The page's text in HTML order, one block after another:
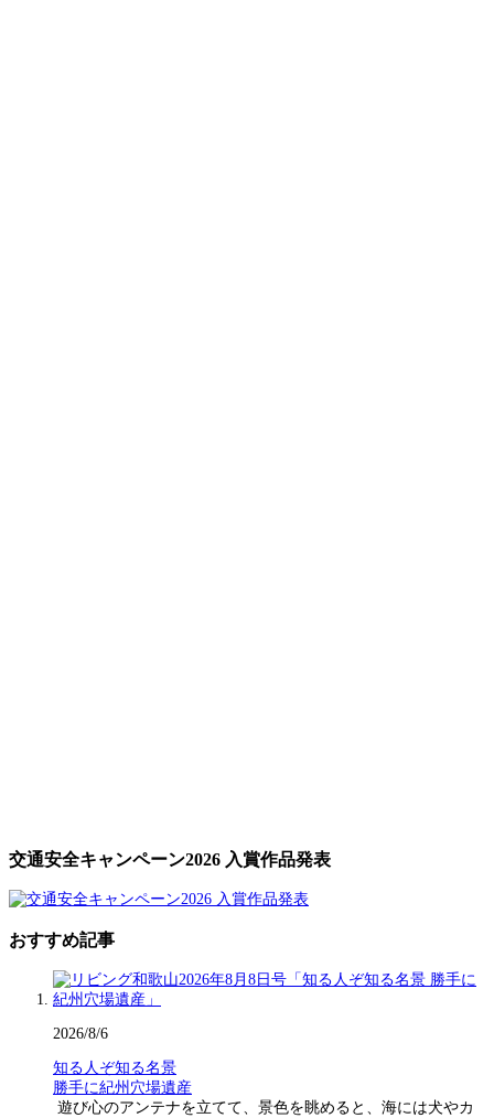
交通安全キャンペーン2026 入賞作品発表
おすすめ記事
2026/8/6
知る人ぞ知る名景
勝手に紀州穴場遺産
遊び心のアンテナを立てて、景色を眺めると、海には犬やカ